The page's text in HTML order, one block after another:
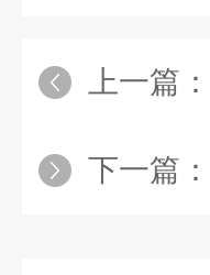
上一篇：
下一篇：